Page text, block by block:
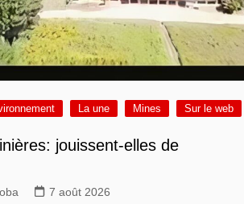
La une Mines Sur le web
jouissent-elles de
7 août 2026